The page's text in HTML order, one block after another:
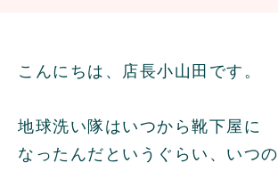
こんにちは、店長小山田です。
地球洗い隊はいつから靴下屋に
なったんだというぐらい、いつの